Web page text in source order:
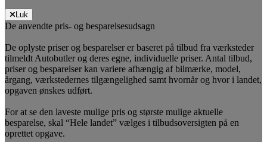
Luk
De anvendte pris- og besparelsesudsagn
De oplyste priser og besparelser er baseret på tilbud fra værksteder
tilmeldt Autobutler og deres egne, individuelle priser. Antal tilbud,
priser og besparelser kan variere afhængig af bilmærke, model,
årgang, værkstedernes tilgængelighed samt hvornår og hvor i landet,
opgaven ønskes udført.
For at se den laveste mulige pris og største mulige aktuelle
besparelse, skal “Hele landet” vælges i tilbudsoversigten på en
oprettet opgave.